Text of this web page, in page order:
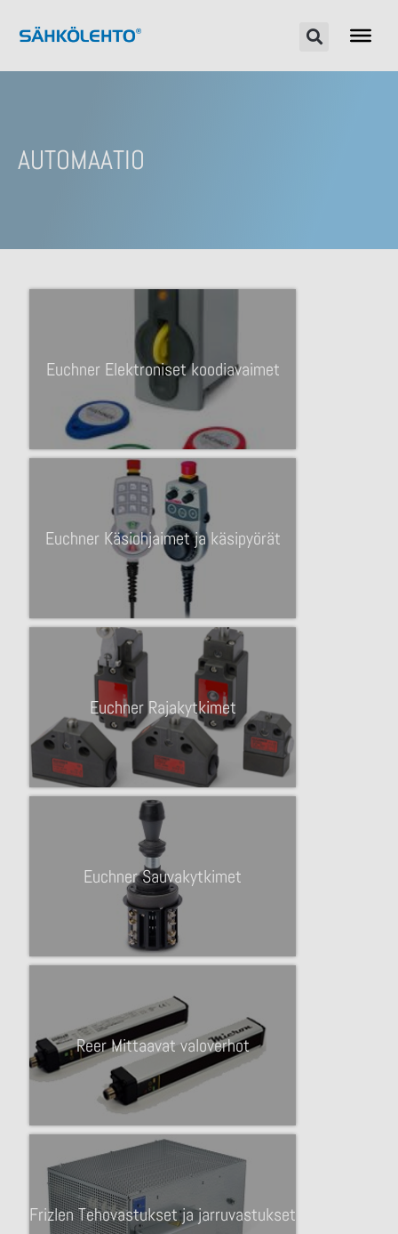
AUTOMAATIO
Euchner Elektroniset koodiavaimet
Euchner Käsiohjaimet ja käsipyörät
Euchner Rajakytkimet
Euchner Sauvakytkimet
Reer Mittaavat valoverhot
Frizlen Tehovastukset ja jarruvastukset